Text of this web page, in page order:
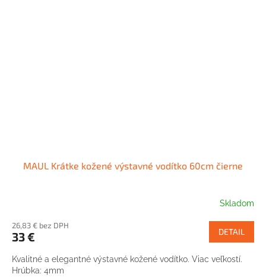
MAUL Krátke kožené výstavné vodítko 60cm čierne
Skladom
26,83 € bez DPH
33 € DETAIL
Kvalitné a elegantné výstavné kožené vodítko. Viac veľkostí.
Hrúbka: 4mm